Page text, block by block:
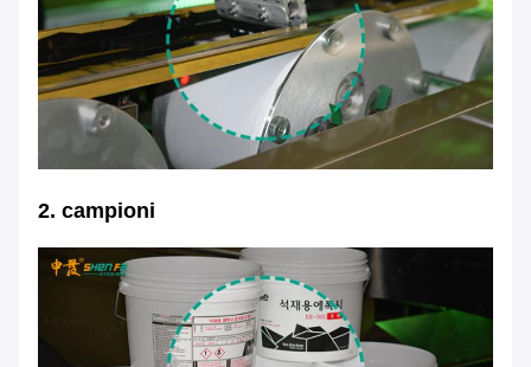
2. campioni